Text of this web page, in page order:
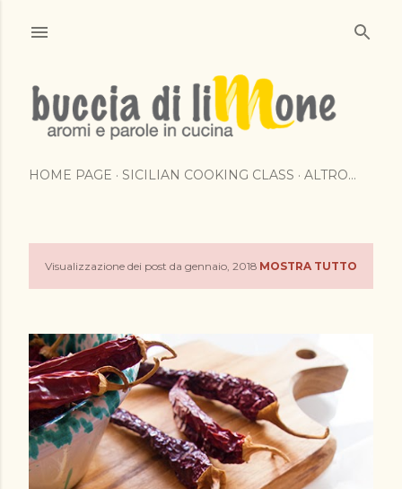
HOME PAGE SICILIAN COOKING CLASS ALTRO…
P
s
t
Visualizzazione dei post da gennaio, 2018 MOSTRA TUTTO